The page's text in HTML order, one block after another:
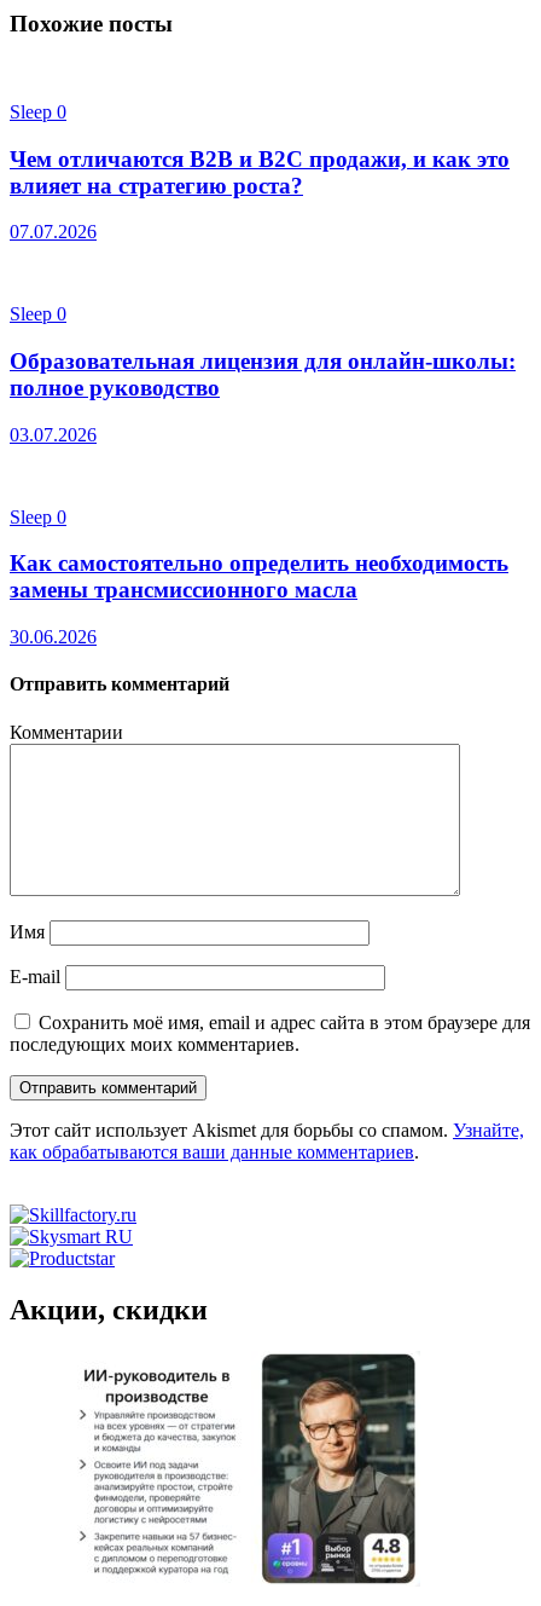
Похожие посты
Sleep 0
Чем отличаются B2B и B2C продажи, и как это
влияет на стратегию роста?
07.07.2026
Sleep 0
Образовательная лицензия для онлайн-школы:
полное руководство
03.07.2026
Sleep 0
Как самостоятельно определить необходимость
замены трансмиссионного масла
30.06.2026
Отправить комментарий
Комментарии
Имя
E-mail
Сохранить моё имя, email и адрес сайта в этом браузере для
последующих моих комментариев.
Этот сайт использует Akismet для борьбы со спамом. Узнайте,
как обрабатываются ваши данные комментариев.
Акции, скидки